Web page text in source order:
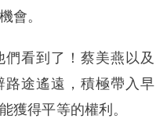
會。
看到了！蔡美燕以及
路途遙遠，積極帶入早
獲得平等的權利。